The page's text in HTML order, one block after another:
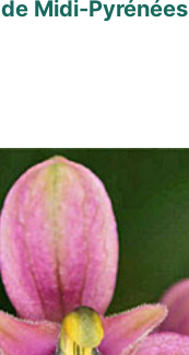
de Midi-Pyrénées